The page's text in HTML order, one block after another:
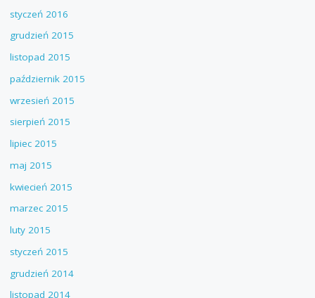
styczeń 2016
grudzień 2015
listopad 2015
październik 2015
wrzesień 2015
sierpień 2015
lipiec 2015
maj 2015
kwiecień 2015
marzec 2015
luty 2015
styczeń 2015
grudzień 2014
listopad 2014